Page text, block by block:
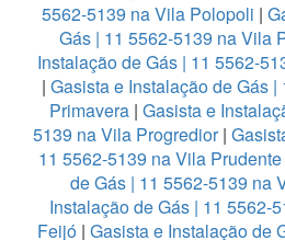
5562-5139 na Vila Polopoli |
Gás | 11 5562-5139 na Vila
Instalação de Gás | 11 5562-
| Gasista e Instalação de Gás
Primavera| Gasista e
5139 na Vila Progredior|
11 5562-5139 na Vila Prudente
de Gás | 11 5562-5139 na
Instalação de Gás | 11 5562-
Feijó | Gasista e Instalação de